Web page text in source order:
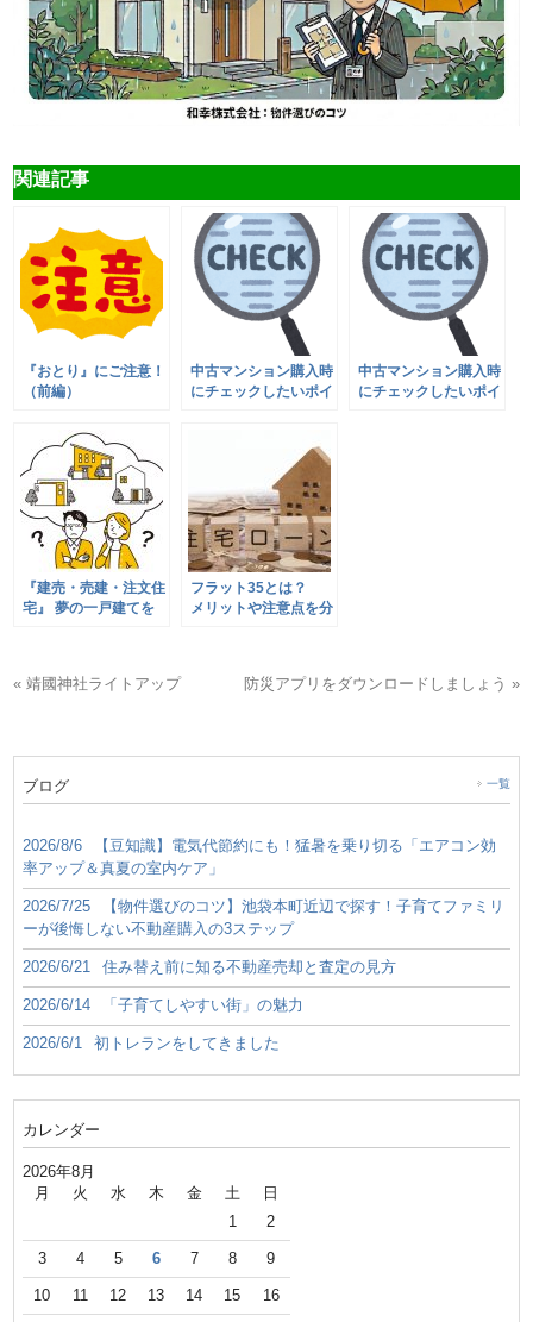
関連記事
『おとり』にご注意！
（前編）
中古マンション購入時
にチェックしたいポイ
中古マンション購入時
にチェックしたいポイ
『建売・売建・注文住
宅』 夢の一戸建てを
フラット35とは？
メリットや注意点を分
« 靖國神社ライトアップ 防災アプリをダウンロードしましょう »
ブログ 一覧
2026/8/6
【豆知識】電気代節約にも！猛暑を乗り切る「エアコン効
率アップ＆真夏の室内ケア」
2026/7/25
【物件選びのコツ】池袋本町近辺で探す！子育てファミリ
ーが後悔しない不動産購入の3ステップ
2026/6/21 住み替え前に知る不動産売却と査定の見方
2026/6/14 「子育てしやすい街」の魅力
2026/6/1 初トレランをしてきました
カレンダー
2026年8月
月 火 水 木 金 土 日
1 2
3 4 5 6 7 8 9
10 11 12 13 14 15 16